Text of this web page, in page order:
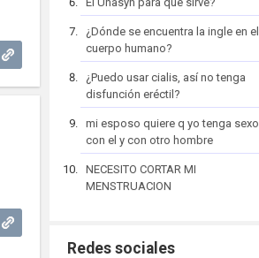
¿Dónde se encuentra la ingle en el
cuerpo humano?
¿Puedo usar cialis, así no tenga
disfunción eréctil?
mi esposo quiere q yo tenga sexo
con el y con otro hombre
NECESITO CORTAR MI
MENSTRUACION
Redes sociales